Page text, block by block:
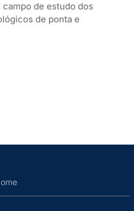
de estudo dos
de ponta e